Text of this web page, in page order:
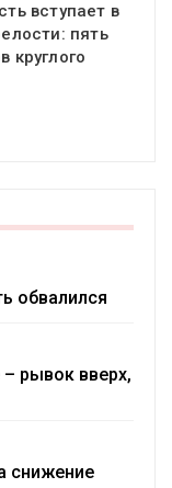
вступает в
пять
круглого
обвалился
рывок вверх,
снижение